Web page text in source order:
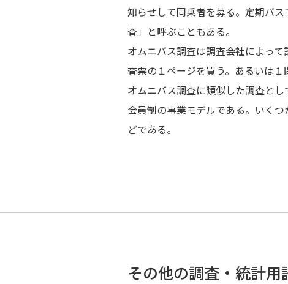
知らせして同乗者を募る。定期バ
査」と呼ぶこともある。
オムニバス調査は調査会社によっ
査票の１ページを買う。あるいは
オムニバス調査に類似した調査と
会員制の事業モデルである。いく
どである。
その他の調査・統計用